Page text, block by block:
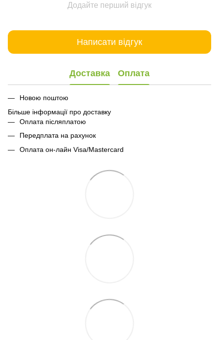
Додайте перший відгук
Написати відгук
Доставка Оплата
Новою поштою
Більше інформації про доставку
Оплата післяплатою
Передплата на рахунок
Оплата он-лайн Visa/Mastercard